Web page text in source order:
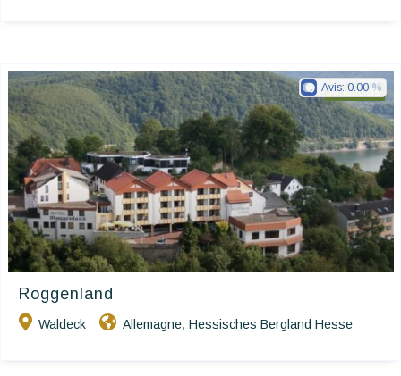
Ringhotels
Roggenland
Waldeck Allemagne, Hessisches Bergland Hesse
Avis: 0.00